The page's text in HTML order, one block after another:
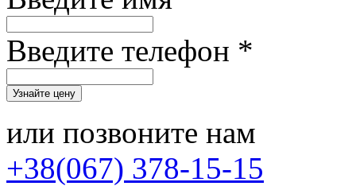
Введите телефон *
или позвоните нам
+38(067) 378-15-15